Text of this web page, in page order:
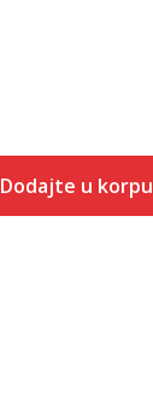
Dodajte u korpu